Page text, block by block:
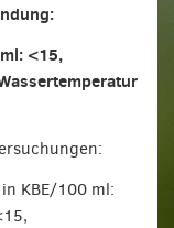
<15,
KBE/100 ml: